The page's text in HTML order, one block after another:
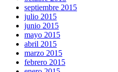
septiembre 2015
julio 2015
junio 2015
mayo 2015
abril 2015
marzo 2015
febrero 2015